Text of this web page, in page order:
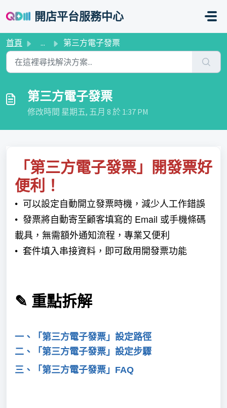
開店平台服務中心
首頁 ... 第三方電子發票
第三方電子發票
修改時間 星期五, 五月 8 於 1:37 PM
「第三方電子發票」開發票好
便利！
• 可以設定自動開立發票時機，減少人工作錯誤
• 發票將自動寄至顧客填寫的 Email 或手機條碼
載具，無需額外通知流程，專業又便利
• 套件填入串接資料，即可啟用開發票功能
✎ 重點拆解
一、「第三方電子發票」設定路徑
二、「第三方電子發票」設定步驟
三、「第三方電子發票」FAQ